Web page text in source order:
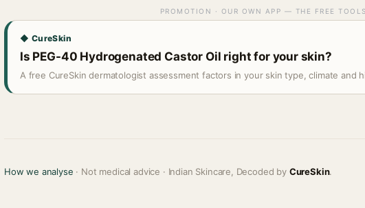
PROMOTION · OUR OWN APP — THE FREE
◆ CureSkin
Is PEG-40 Hydrogenated Castor Oil right for your skin?
A free CureSkin dermatologist assessment factors in your skin type, climate and
How we analyse · Not medical advice · Indian Skincare, Decoded by CureSkin.